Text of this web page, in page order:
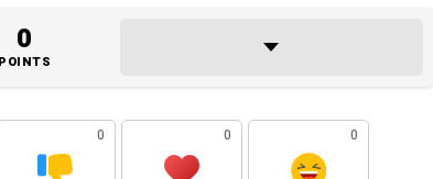
0
POINTS
0 0 0